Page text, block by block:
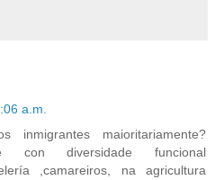
a.m.
inmigrantes maioritariamente?
con diversidade funcional
,camareiros, na agricultura